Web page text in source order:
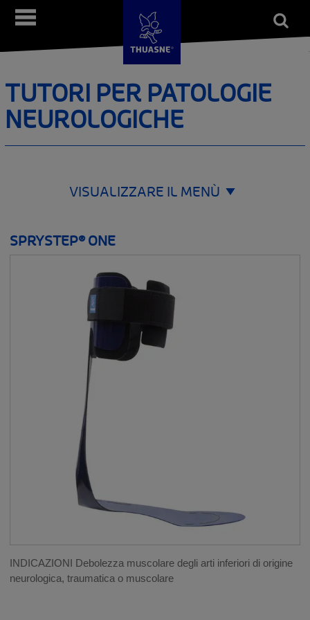
Salta
Open
form Menù
TUTORI PER PATOLOGIE
NEUROLOGICHE
VISUALIZZARE IL MENÙ
__SHOW
ORTESI E CINTURE
COLONNA VERTEBRALE
SPALLA
POLSO E MANO
GOMITO
GINOCCHIO
CAVIGLIA
Tutori per patologie neurologiche
Cavigliere elastocompressive e propriocettive
Cavigliere per legamenti
Walkers
SPRYSTEP® ONE
INDICAZIONI Debolezza muscolare degli arti inferiori di origine
neurologica, traumatica o muscolare